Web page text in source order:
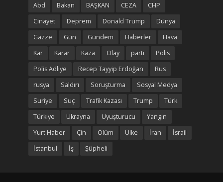
Abd Bakan BAŞKAN CEZA
CHP
Cinayet
Deprem Donald Trump
Dünya
Gazze
Gün Gündem Haberler
Hava
Kar
Karar Kaza Olay parti
Polis
Polis Adliye
Recep Tayyip Erdoğan
Rus
rusya
Saldırı Soruşturma
Sosyal Medya
Suriye
Suç Trafik Kazası Trump
Türk
Türkiye
Ukrayna Uyuşturucu
Yangın
Yurt Haber
Çin Ölüm Ülke İran
İsrail
İstanbul
İş Şüpheli